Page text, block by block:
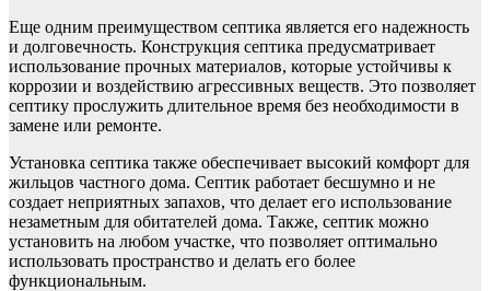
Еще одним преимуществом септика является его надежность
и долговечность. Конструкция септика предусматривает
использование прочных материалов, которые устойчивы к
коррозии и воздействию агрессивных веществ. Это позволяет
септику прослужить длительное время без необходимости в
замене или ремонте.
Установка септика также обеспечивает высокий комфорт для
жильцов частного дома. Септик работает бесшумно и не
создает неприятных запахов, что делает его использование
незаметным для обитателей дома. Также, септик можно
установить на любом участке, что позволяет оптимально
использовать пространство и делать его более
функциональным.